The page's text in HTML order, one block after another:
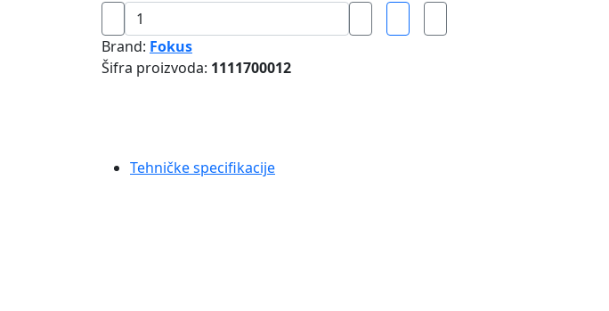
I-
410/NCR
knjiga
računa
Brand: Fokus
Šifra proizvoda: 1111700012
Tehničke specifikacije